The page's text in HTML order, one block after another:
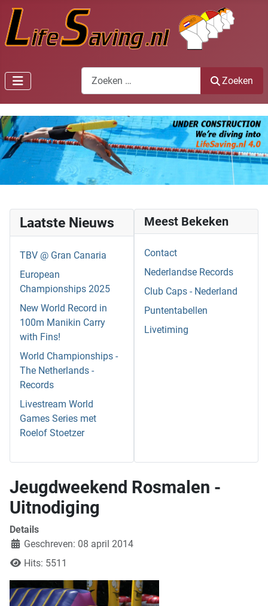
Zoeken
Zoeken
Laatste Nieuws
TBV @ Gran Canaria
European
Championships 2025
New World Record in
100m Manikin Carry
with Fins!
World Championships -
The Netherlands -
Records
Livestream World
Games Series met
Roelof Stoetzer
Meest Bekeken
Contact
Nederlandse Records
Club Caps - Nederland
Puntentabellen
Livetiming
Jeugdweekend Rosmalen -
Uitnodiging
Details
Geschreven: 08 april 2014
Hits: 5511